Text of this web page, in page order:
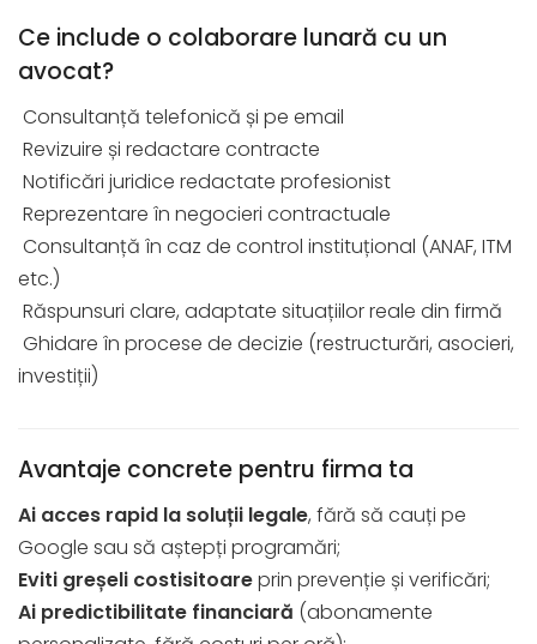
Ce include o colaborare lunară cu un
avocat?
Consultanță telefonică și pe email
Revizuire și redactare contracte
Notificări juridice redactate profesionist
Reprezentare în negocieri contractuale
Consultanță în caz de control instituțional (ANAF, ITM
etc.)
Răspunsuri clare, adaptate situațiilor reale din firmă
Ghidare în procese de decizie (restructurări, asocieri,
investiții)
Avantaje concrete pentru firma ta
Ai acces rapid la soluții legale, fără să cauți pe
Google sau să aștepți programări;
Eviti greșeli costisitoareprin prevenție și verificări;
Ai predictibilitate financiară (abonamente